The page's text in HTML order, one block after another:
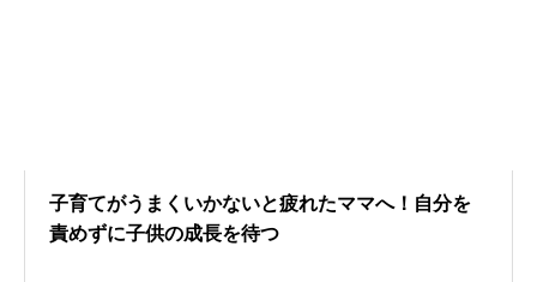
子育てがうまくいかないと疲れたママへ！自分を
責めずに子供の成長を待つ